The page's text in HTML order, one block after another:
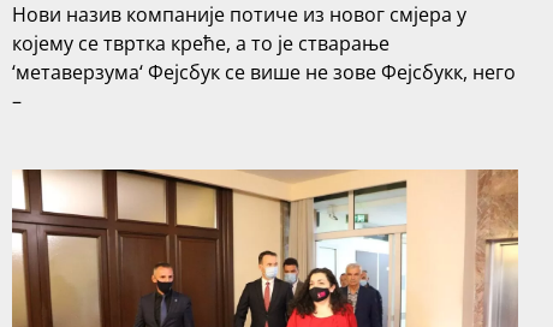
Нови назив компаније потиче из новог смјера у
којему се твртка креће, а то је стварање
‘метаверзума‘ Фејсбук се више не зове Фејсбукк, него
–